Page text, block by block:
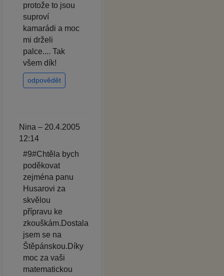
protože to jsou
suproví
kamarádi a moc
mi drželi
palce.... Tak
všem dík!
odpovědět
Nina – 20.4.2005
12:14
#9#Chtěla bych
poděkovat
zejména panu
Husarovi za
skvělou
přípravu ke
zkouškám.Dostala
jsem se na
Štěpánskou.Díky
moc za vaši
matematickou